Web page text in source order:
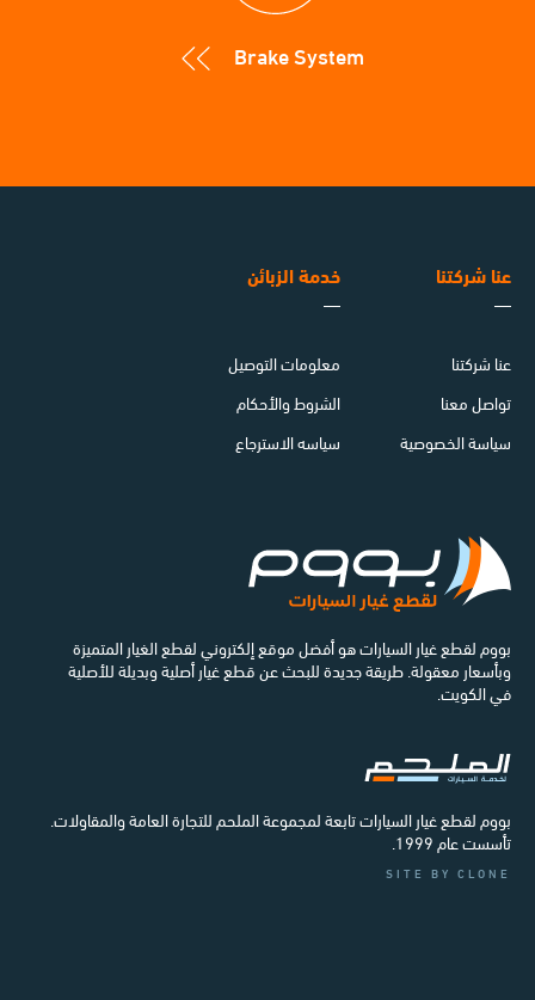
Brake System
عنا شركتنا
عنا شركتنا
تواصل معنا
سياسة الخصوصية
خدمة الزبائن
معلومات التوصيل
الشروط والأحكام
سياسه الاسترجاع
بووم لقطع غيار السيارات هو أفضل موقع إلكتروني لقطع الغيار المتميزة
وبأسعار معقولة. طريقة جديدة للبحث عن قطع غيار أصلية وبديلة للأصلية
في الكويت.
بووم لقطع غيار السيارات تابعة لمجموعة الملحم للتجارة العامة والمقاولات.
تأسست عام 1999.
SITE BY CLONE